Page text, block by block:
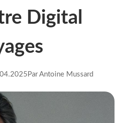
Digital
Par Antoine Mussard